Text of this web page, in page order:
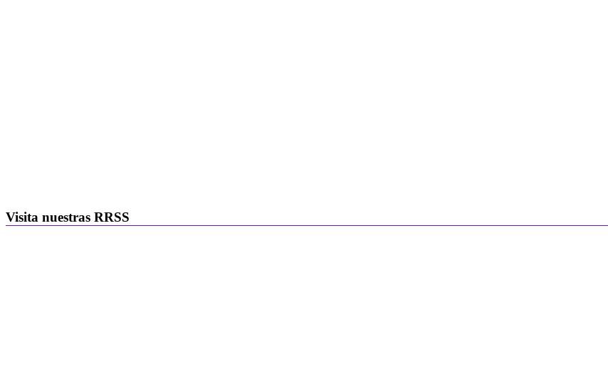
Visita nuestras RRSS